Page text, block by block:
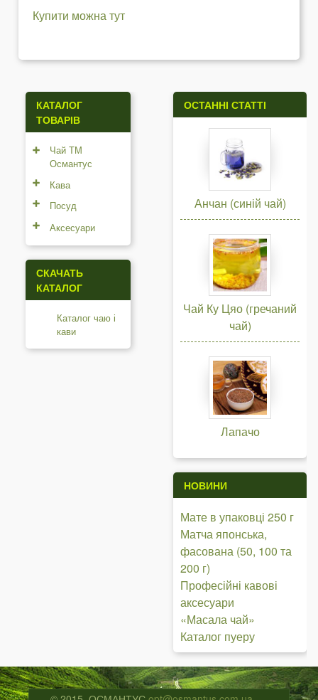
Купити можна тут
КАТАЛОГ
ТОВАРІВ
Чай ТМ
Османтус
Кава
Посуд
Аксесуари
СКАЧАТЬ
КАТАЛОГ
Каталог чаю і
кави
ОСТАННІ СТАТТІ
Анчан (синій чай)
Чай Ку Цяо (гречаний
чай)
Лапачо
НОВИНИ
Мате в упаковці 250 г
Матча японська,
фасована (50, 100 та
200 г)
Професійні кавові
аксесуари
«Масала чай»
Каталог пуеру